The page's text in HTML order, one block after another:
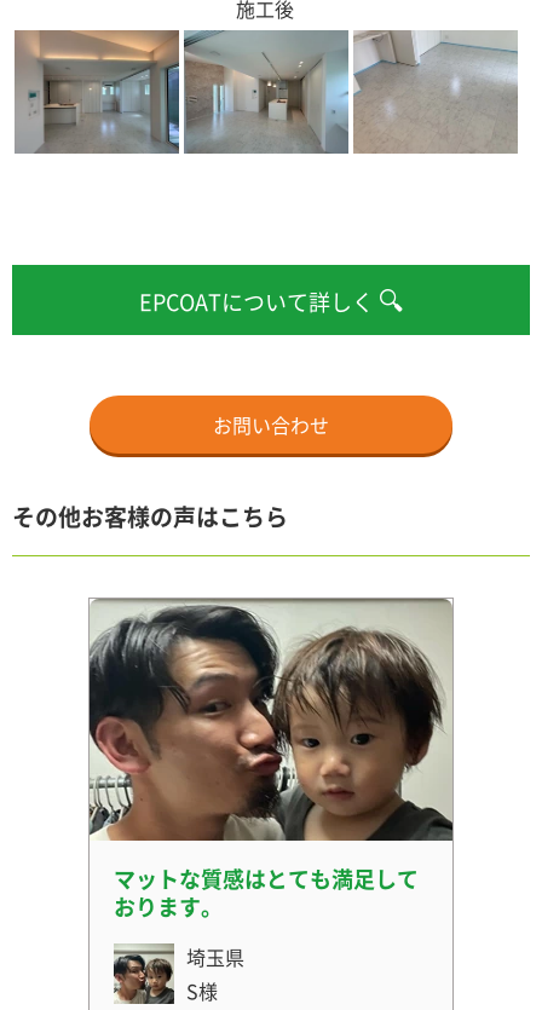
EPCOATについて詳しく 🔍
お問い合わせ
その他お客様の声はこちら
マットな質感はとても満足して
おります。
埼玉県
S様